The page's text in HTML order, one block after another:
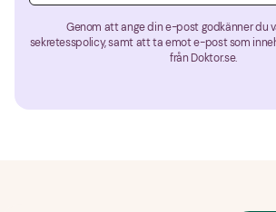
Genom att ange din e-post godkänner du
sekretesspolicy, samt att ta emot e-post som
från Doktor.se.